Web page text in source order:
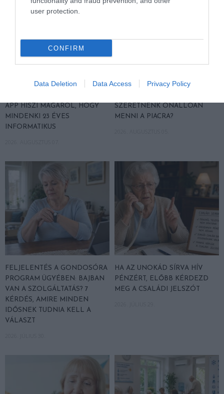
user protection.
CONFIRM
Data Deletion Data Access Privacy Policy
APP HISZI MAGÁRÓL, HOGY
MINDENKI 23 ÉVES
INFORMATIKUS
SZERETNÉNK ÖNÁLLÓAN
MENNI A PIACRA?
FELJELENTÉS A GONDOSÓRA
PROGRAM ÜGYÉBEN: BAJBAN
VAN A SZOLGÁLTATÁS? 7
KÉRDÉS, AMIRE MINDEN
IDŐSNEK TUDNIA KELL A
VÁLASZT
HA AZ UNOKÁD SÍRVA HÍV
PÉNZÉRT, ELŐBB KÉRDEZD
MEG A CSALÁDI JELSZÓT